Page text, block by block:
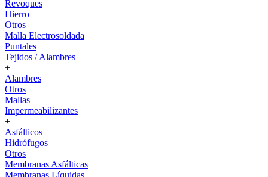
Revoques
Hierro
Otros
Malla Electrosoldada
Puntales
Tejidos / Alambres
+
Alambres
Otros
Mallas
Impermeabilizantes
+
Asfálticos
Hidrófugos
Otros
Membranas Asfálticas
Membranas Líquidas